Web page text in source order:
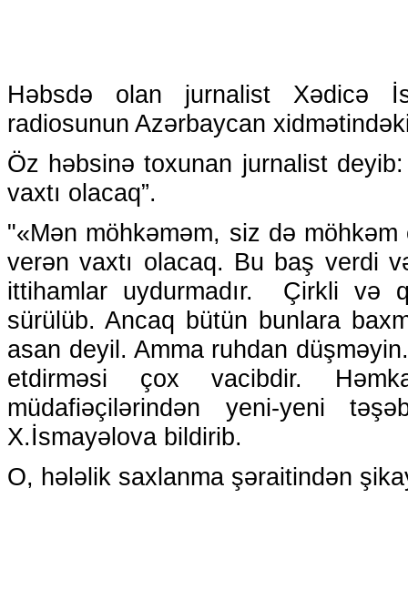
Həbsdə olan jurnalist Xədicə
radiosunun Azərbaycan
Öz həbsinə toxunan jurnalist
vaxtı olacaq”.
"«Mən möhkəməm, siz də
verən vaxtı olacaq. Bu baş verdi
ittihamlar uydurmadır. Çirkli və
sürülüb. Ancaq bütün bunlara
asan deyil. Amma ruhdan
etdirməsi çox vacibdir.
müdafiəçilərindən yeni-yeni
X.İsmayəlova bildirib.
O, hələlik saxlanma şəraitindən